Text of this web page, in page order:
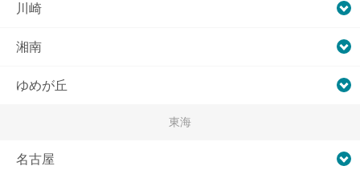
川崎
湘南
ゆめが丘
東海
名古屋